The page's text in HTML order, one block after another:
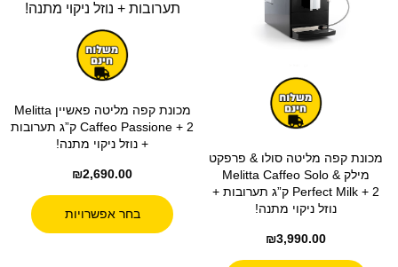
מכונת קפה מליטה סולו & פרפקט
מילק Melitta Caffeo Solo &
Perfect Milk + 2 ק”ג תערובות +
נוזל ניקוי מתנה!
₪3,990.00
מכונת קפה מליטה פאשיין Melitta
Caffeo Passione + 2 ק”ג תערובות
+ נוזל ניקוי מתנה!
₪2,690.00
בחר אפשרויות